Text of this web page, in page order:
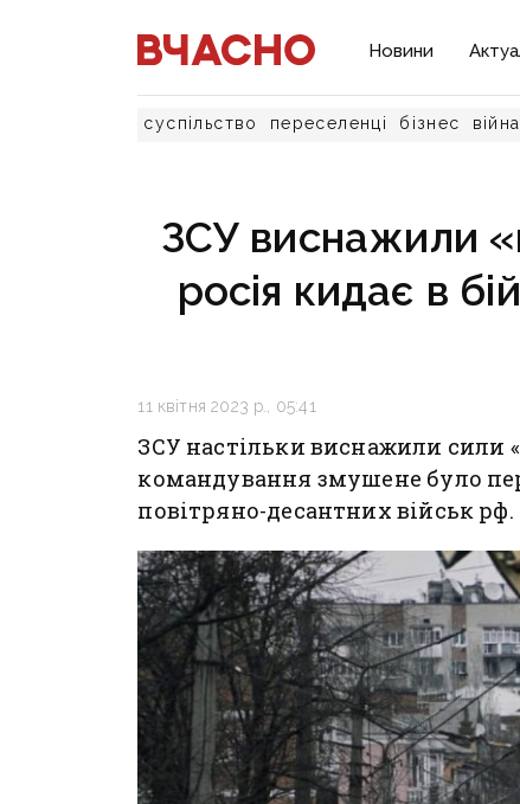
Новини
суспільство переселенці бізнес війна
ЗСУ виснажили
росія кидає в
11 квітня 2023 р., 05:41
ЗСУ настільки виснажили сили
командування змушене було
повітряно-десантних військ рф.